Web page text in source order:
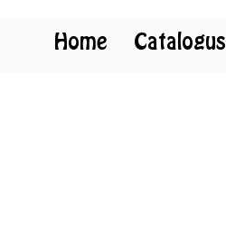
Home Catalogus